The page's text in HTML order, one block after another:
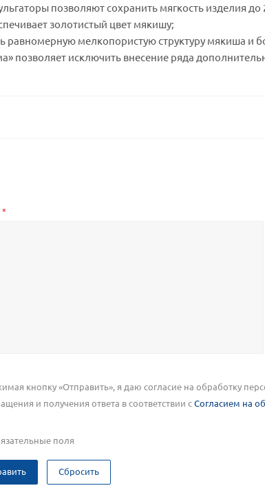
позволяют сохранить мягкость изделия до
золотистый цвет мякишу;
равномерную мелкопористую структуру мякиша и
позволяет исключить внесение ряда
*
кнопку «Отправить», я даю согласие на обработку
и получения ответа в соответствии сСогласием на
поля
Сбросить